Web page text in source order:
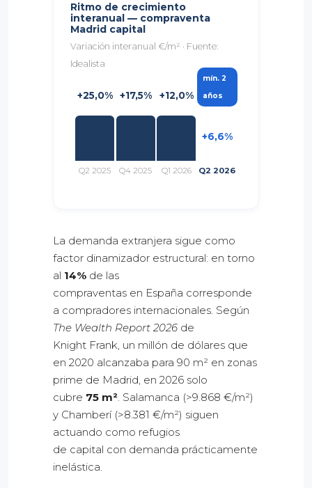
Ritmo de crecimiento
interanual — compraventa
Madrid capital
Variación interanual €/m² · Fuente:
Idealista
+25,0%
Q2 2025
+17,5%
Q4 2025
+12,0%
Q1 2026
mín. 2
años
+6,6%
Q2 2026
La demanda extranjera sigue como
factor dinamizador estructural: en torno
al 14% de las
compraventas en España corresponde
a compradores internacionales. Según
The Wealth Report 2026 de
Knight Frank, un millón de dólares que
en 2020 alcanzaba para 90 m² en zonas
prime de Madrid, en 2026 solo
cubre 75 m². Salamanca (>9.868 €/m²)
y Chamberí (>8.381 €/m²) siguen
actuando como refugios
de capital con demanda prácticamente
inelástica.